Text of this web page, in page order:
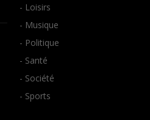
- Loisirs
- Musique
- Politique
- Santé
- Société
- Sports